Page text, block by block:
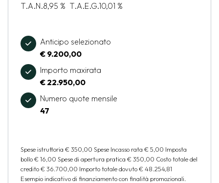
T.A.N.8,95 % T.A.E.G.10,01 %
Anticipo selezionato
€ 9.200,00
Importo maxirata
€ 22.950,00
Numero quote mensile
47
Spese istruttoria € 350,00 Spese Incasso rata € 5,00 Imposta
bollo€ 16,00 Spese di apertura pratica € 350,00 Costo totale del
credito€ 36.700,00 Importo totale dovuto€ 48.254,81
Esempio indicativo di finanziamento con finalità promozionali.